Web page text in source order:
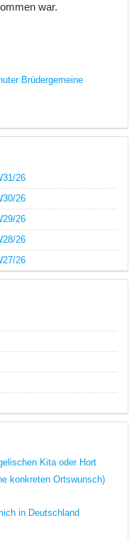
war.
Brüdergemeine
26
26
26
26
26
Kita oder Hort
konkreten Ortswunsch)
in Deutschland